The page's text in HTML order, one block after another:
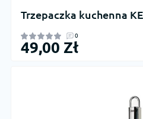
Trzepaczka kuchenna
0
49,00 Zł